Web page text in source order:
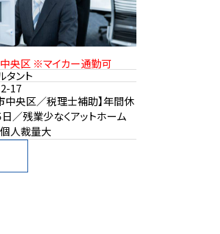
央区 ※マイカー通勤可
タント
17
中央区／税理士補助】年間休
日／残業少なくアットホーム
人裁量大